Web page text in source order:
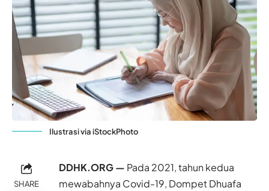
Ilustrasi via iStockPhoto
SHARE
DDHK.ORG — Pada 2021, tahun kedua
mewabahnya Covid-19, Dompet Dhuafa